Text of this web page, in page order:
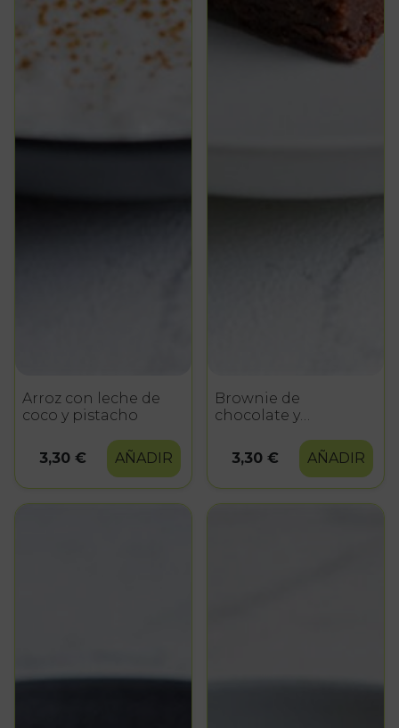
Arroz con leche de
coco y pistacho
3,30 € AÑADIR
Brownie de
chocolate y
3,30 €
AÑADIR